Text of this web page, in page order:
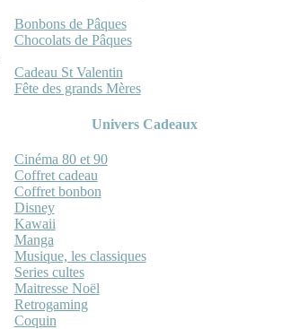
Bonbons de Pâques
Chocolats de Pâques
Cadeau St Valentin
Fête des grands Mères
Univers Cadeaux
Cinéma 80 et 90
Coffret cadeau
Coffret bonbon
Disney
Kawaii
Manga
Musique, les classiques
Series cultes
Maitresse Noël
Retrogaming
Coquin